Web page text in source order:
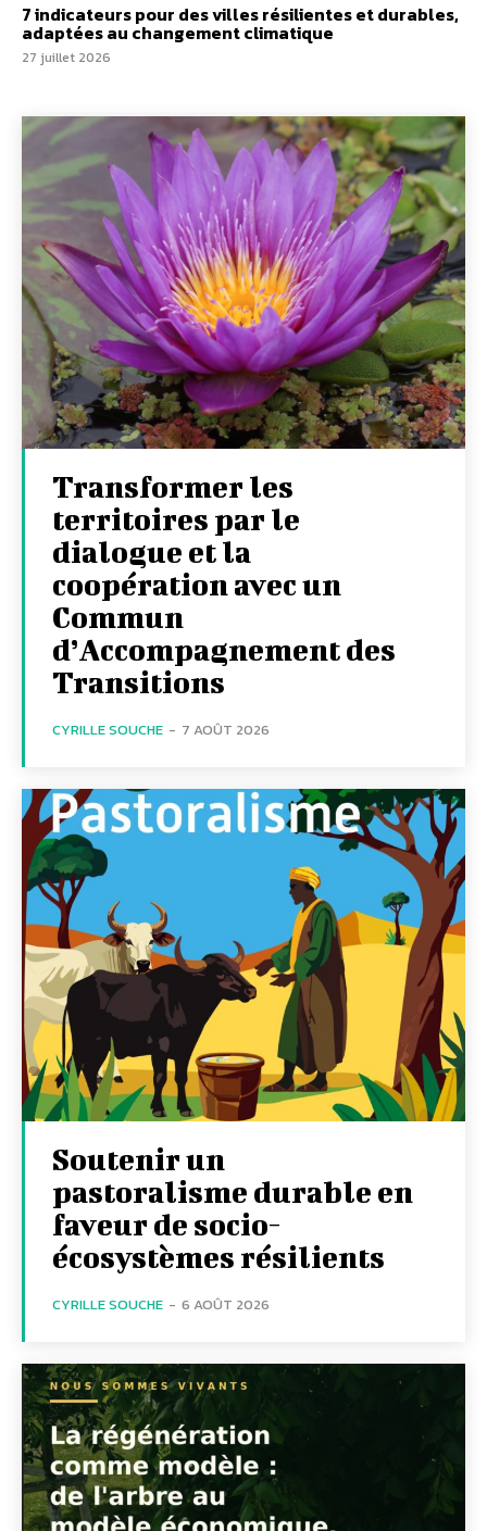
7 indicateurs pour des villes résilientes et durables,
adaptées au changement climatique
27 juillet 2026
Transformer les
territoires par le
dialogue et la
coopération avec un
Commun
d’Accompagnement des
Transitions
CYRILLE SOUCHE - 7 AOÛT 2026
Soutenir un
pastoralisme durable en
faveur de socio-
écosystèmes résilients
CYRILLE SOUCHE - 6 AOÛT 2026